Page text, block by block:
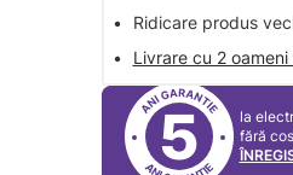
•
Ridicare produs
•
Livrare cu 2
5
la
fără